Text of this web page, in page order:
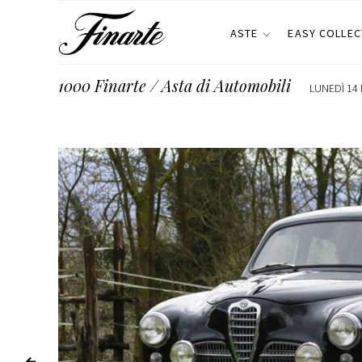
ASTE EASY
1000 Finarte / Asta di Automobili LUNEDÌ 14